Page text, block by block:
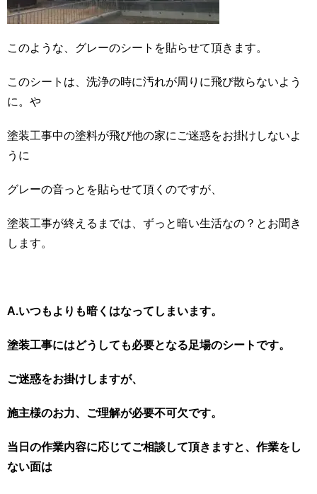
このような、グレーのシートを貼らせて頂きます。
このシートは、洗浄の時に汚れが周りに飛び散らないよう
に。や
塗装工事中の塗料が飛び他の家にご迷惑をお掛けしないよ
うに
グレーの音っとを貼らせて頂くのですが、
塗装工事が終えるまでは、ずっと暗い生活なの？とお聞き
します。
A.いつもよりも暗くはなってしまいます。
塗装工事にはどうしても必要となる足場のシートです。
ご迷惑をお掛けしますが、
施主様のお力、ご理解が必要不可欠です。
当日の作業内容に応じてご相談して頂きますと、作業をし
ない面は